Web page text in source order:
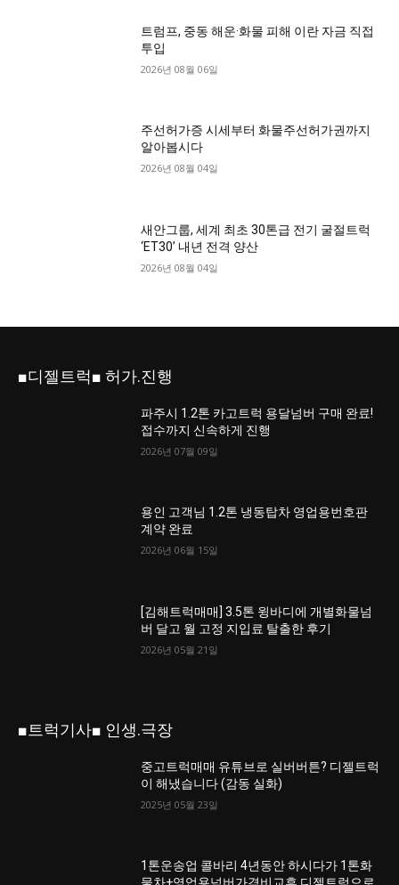
트럼프, 중동 해운·화물 피해 이란 자금 직접
투입
2026년 08월 06일
주선허가증 시세부터 화물주선허가권까지
알아봅시다
2026년 08월 04일
새안그룹, 세계 최초 30톤급 전기 굴절트럭
‘ET30’ 내년 전격 양산
2026년 08월 04일
■디젤트럭■ 허가.진행
파주시 1.2톤 카고트럭 용달넘버 구매 완료!
접수까지 신속하게 진행
2026년 07월 09일
용인 고객님 1.2톤 냉동탑차 영업용번호판
계약 완료
2026년 06월 15일
[김해트럭매매] 3.5톤 윙바디에 개별화물넘
버 달고 월 고정 지입료 탈출한 후기
2026년 05월 21일
■트럭기사■ 인생.극장
중고트럭매매 유튜브로 실버버튼? 디젤트럭
이 해냈습니다 (감동 실화)
2025년 05월 23일
1톤운송업 콜바리 4년동안 하시다가 1톤화